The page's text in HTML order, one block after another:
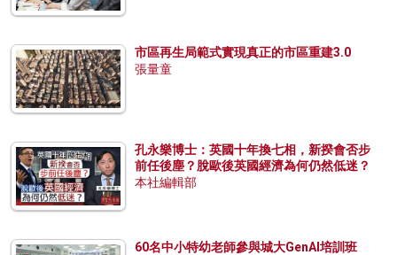
市區再生局範式實現真正的市區重建3.0
張量童
孔永樂博士：英國十年換七相，新揆會否步
前任後塵？脫歐後英國經濟為何仍然低迷？
本社編輯部
60名中小特幼老師參與城大GenAI培訓班